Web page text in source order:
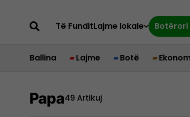
Të FunditLajme lokale Botërori
Ballina Lajme Botë
Papa49 Artikuj